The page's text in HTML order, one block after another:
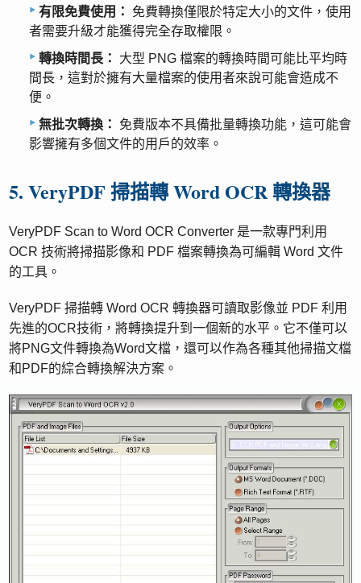
有限免費使用：
免費轉換僅限於特定大小的文件，使用
者需要升級才能獲得完全存取權限。
轉換時間長：
大型 PNG 檔案的轉換時間可能比平均時
間長，這對於擁有大量檔案的使用者來說可能會造成不
便。
無批次轉換：
免費版本不具備批量轉換功能，這可能會
影響擁有多個文件的用戶的效率。
5. VeryPDF 掃描轉 Word OCR 轉換器
VeryPDF Scan to Word OCR Converter 是一款專門利用
OCR 技術將掃描影像和 PDF 檔案轉換為可編輯 Word 文件
的工具。
VeryPDF 掃描轉 Word OCR 轉換器可讀取影像並 PDF 利用
先進的OCR技術，將轉換提升到一個新的水平。它不僅可以
將PNG文件轉換為Word文檔，還可以作為各種其他掃描文檔
和PDF的綜合轉換解決方案。